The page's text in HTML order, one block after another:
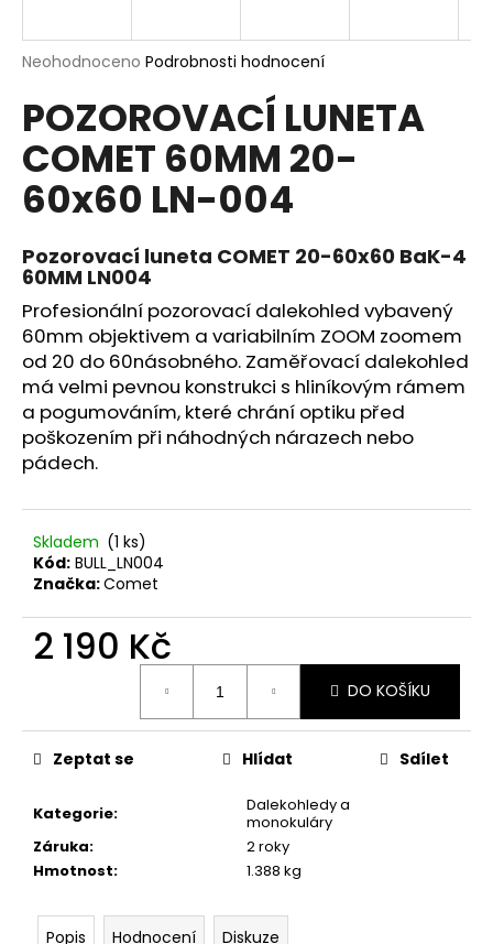
Průměrné
produktu
je
0,0
z
5
hvězdiček.
Neohodnoceno Podrobnosti hodnocení
POZOROVACÍ LUNETA
COMET 60MM 20-
60x60 LN-004
Pozorovací luneta COMET 20-60x60 BaK-4
60MM LN004
Profesionální pozorovací dalekohled vybavený
60mm objektivem a variabilním ZOOM zoomem
od 20 do 60násobného. Zaměřovací dalekohled
má velmi pevnou konstrukci s hliníkovým rámem
a pogumováním, které chrání optiku před
poškozením při náhodných nárazech nebo
pádech.
Skladem (1 ks)
Kód: BULL_LN004
Značka:Comet
2 190 Kč
DO KOŠÍKU
Kategorie:
Dalekohledy a
monokuláry
Záruka:
2 roky
Hmotnost: 1.388 kg
Zeptat se Hlídat Sdílet
Popis Hodnocení Diskuze
j
t
?
HLEDAT
D
o
p
o
r
u
e
m
e
KUŠÍ
16"
KS
125
Kč